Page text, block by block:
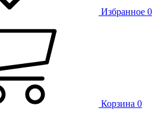
Избранное 0
Корзина 0